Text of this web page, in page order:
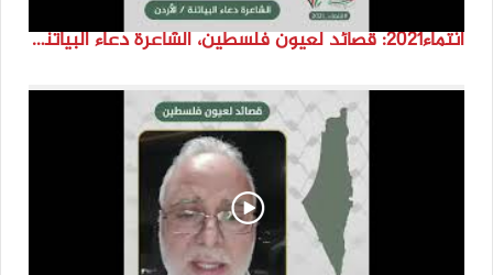
انتماء2021: قصائد لعيون فلسطين، الشاعرة دعاء البياتنة ، الاردن